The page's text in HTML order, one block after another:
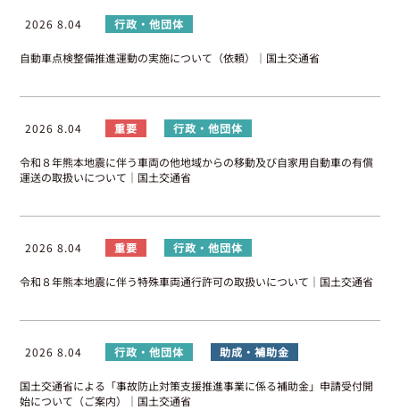
2026 8.04 行政・他団体
自動車点検整備推進運動の実施について（依頼）｜国土交通省
2026 8.04 重要 行政・他団体
令和８年熊本地震に伴う車両の他地域からの移動及び自家用自動車の有償
運送の取扱いについて｜国土交通省
2026 8.04 重要 行政・他団体
令和８年熊本地震に伴う特殊車両通行許可の取扱いについて｜国土交通省
2026 8.04 行政・他団体 助成・補助金
国土交通省による「事故防止対策支援推進事業に係る補助金」申請受付開
始について（ご案内）｜国土交通省